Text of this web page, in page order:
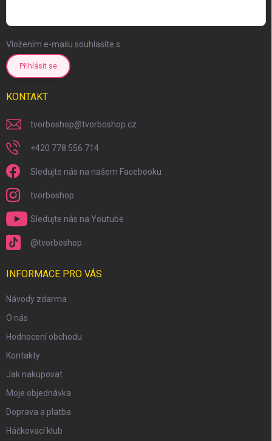
Vložením e-mailu souhlasíte s
Přihlásit se
KONTAKT
tvorboshop@tvorboshop.cz
+420 778 556 714
Sledujte nás na našem Facebooku
tvorboshop
Sledujte nás na Youtube
@tvorboshop
INFORMACE PRO VÁS
Návody zdarma
O nás
Hodnocení obchodu
Kontakty
Jak nakupovat
Moje objednávka
Doprava a platba
Háčkovací klub